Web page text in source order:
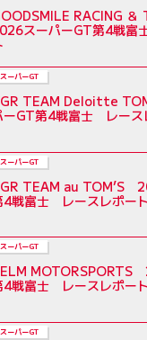
RACING
スーパーGT第4戦富
スーパーGT
TEAM Deloitte
ーGT第4戦富士 レース
スーパーGT
TEAM au TOM’S
4戦富士 レースレポー
スーパーGT
MOTORSPORTS
4戦富士 レースレポー
スーパーGT